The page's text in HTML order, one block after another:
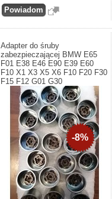
Adapter do śruby
zabezpieczającej BMW E65
F01 E38 E46 E90 E39 E60
F10 X1 X3 X5 X6 F10 F20 F30
F15 F12 G01 G30
-8%